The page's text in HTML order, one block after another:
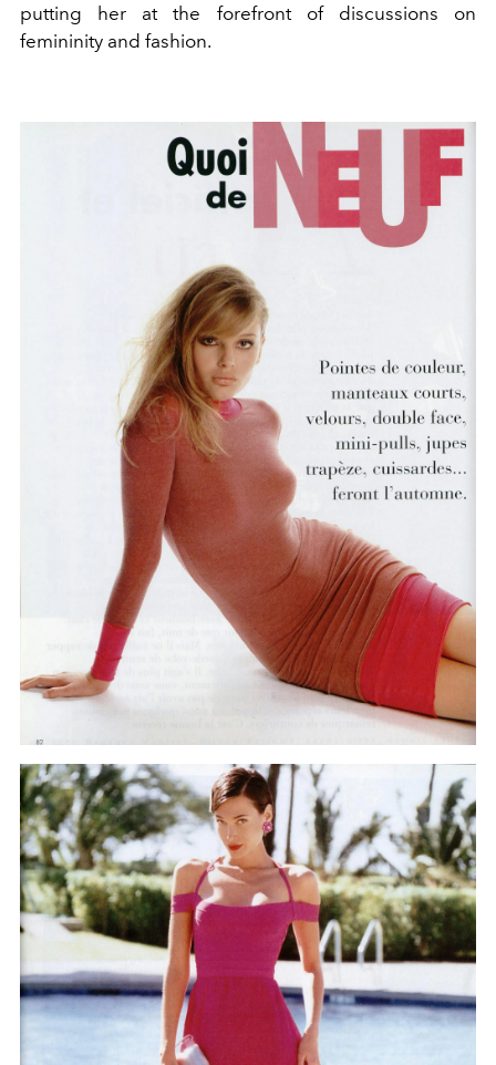
putting her at the forefront of discussions on
femininity and fashion.